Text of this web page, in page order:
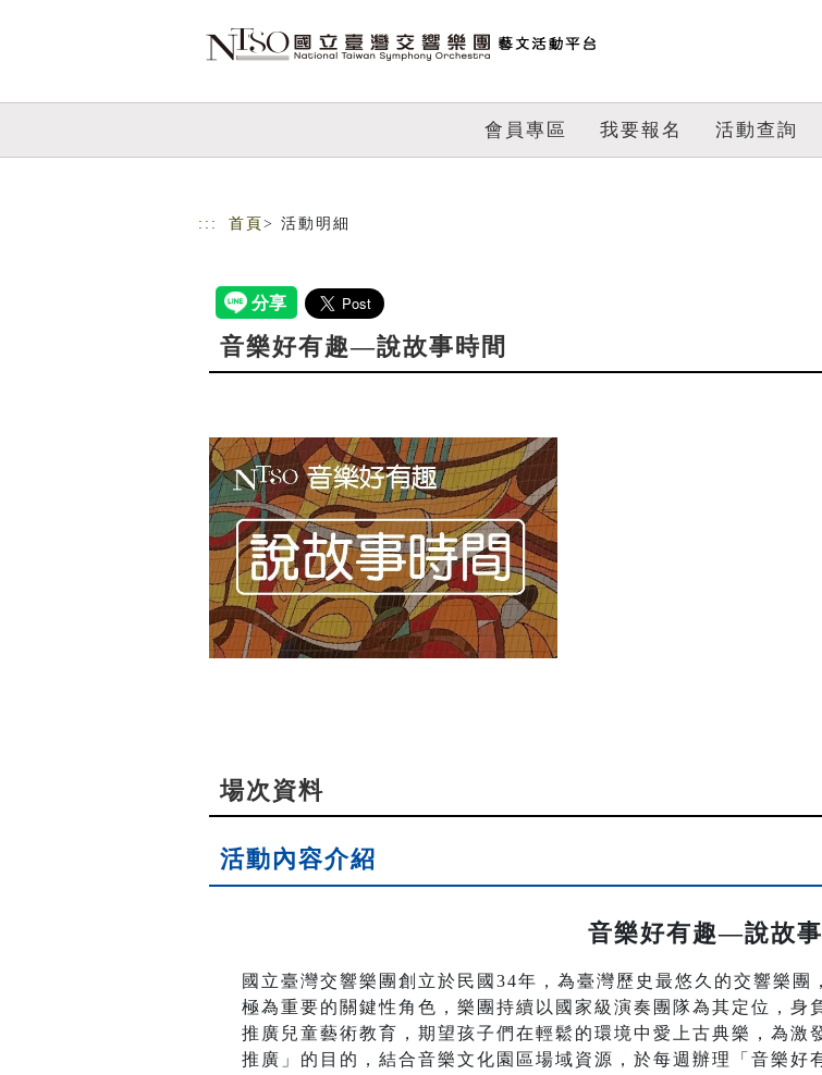
會員專區 我要報名 活動查詢
::: 首頁 > 活動明細
音樂好有趣—說故事時間
場次資料
活動內容介紹
音樂好有趣—說故
國立臺灣交響樂團創立於民國34年，為臺灣歷史最悠久的交響樂
極為重要的關鍵性角色，樂團持續以國家級演奏團隊為其定位，身
推廣兒童藝術教育，期望孩子們在輕鬆的環境中愛上古典樂，為激
推廣」的目的，結合音樂文化園區場域資源，於每週辦理「音樂